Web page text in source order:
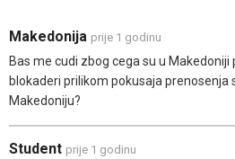
Makedonija prije 1 godinu
Bas me cudi zbog cega su u
blokaderi prilikom pokusaja prenosenja
Makedoniju?
Student prije 1 godinu